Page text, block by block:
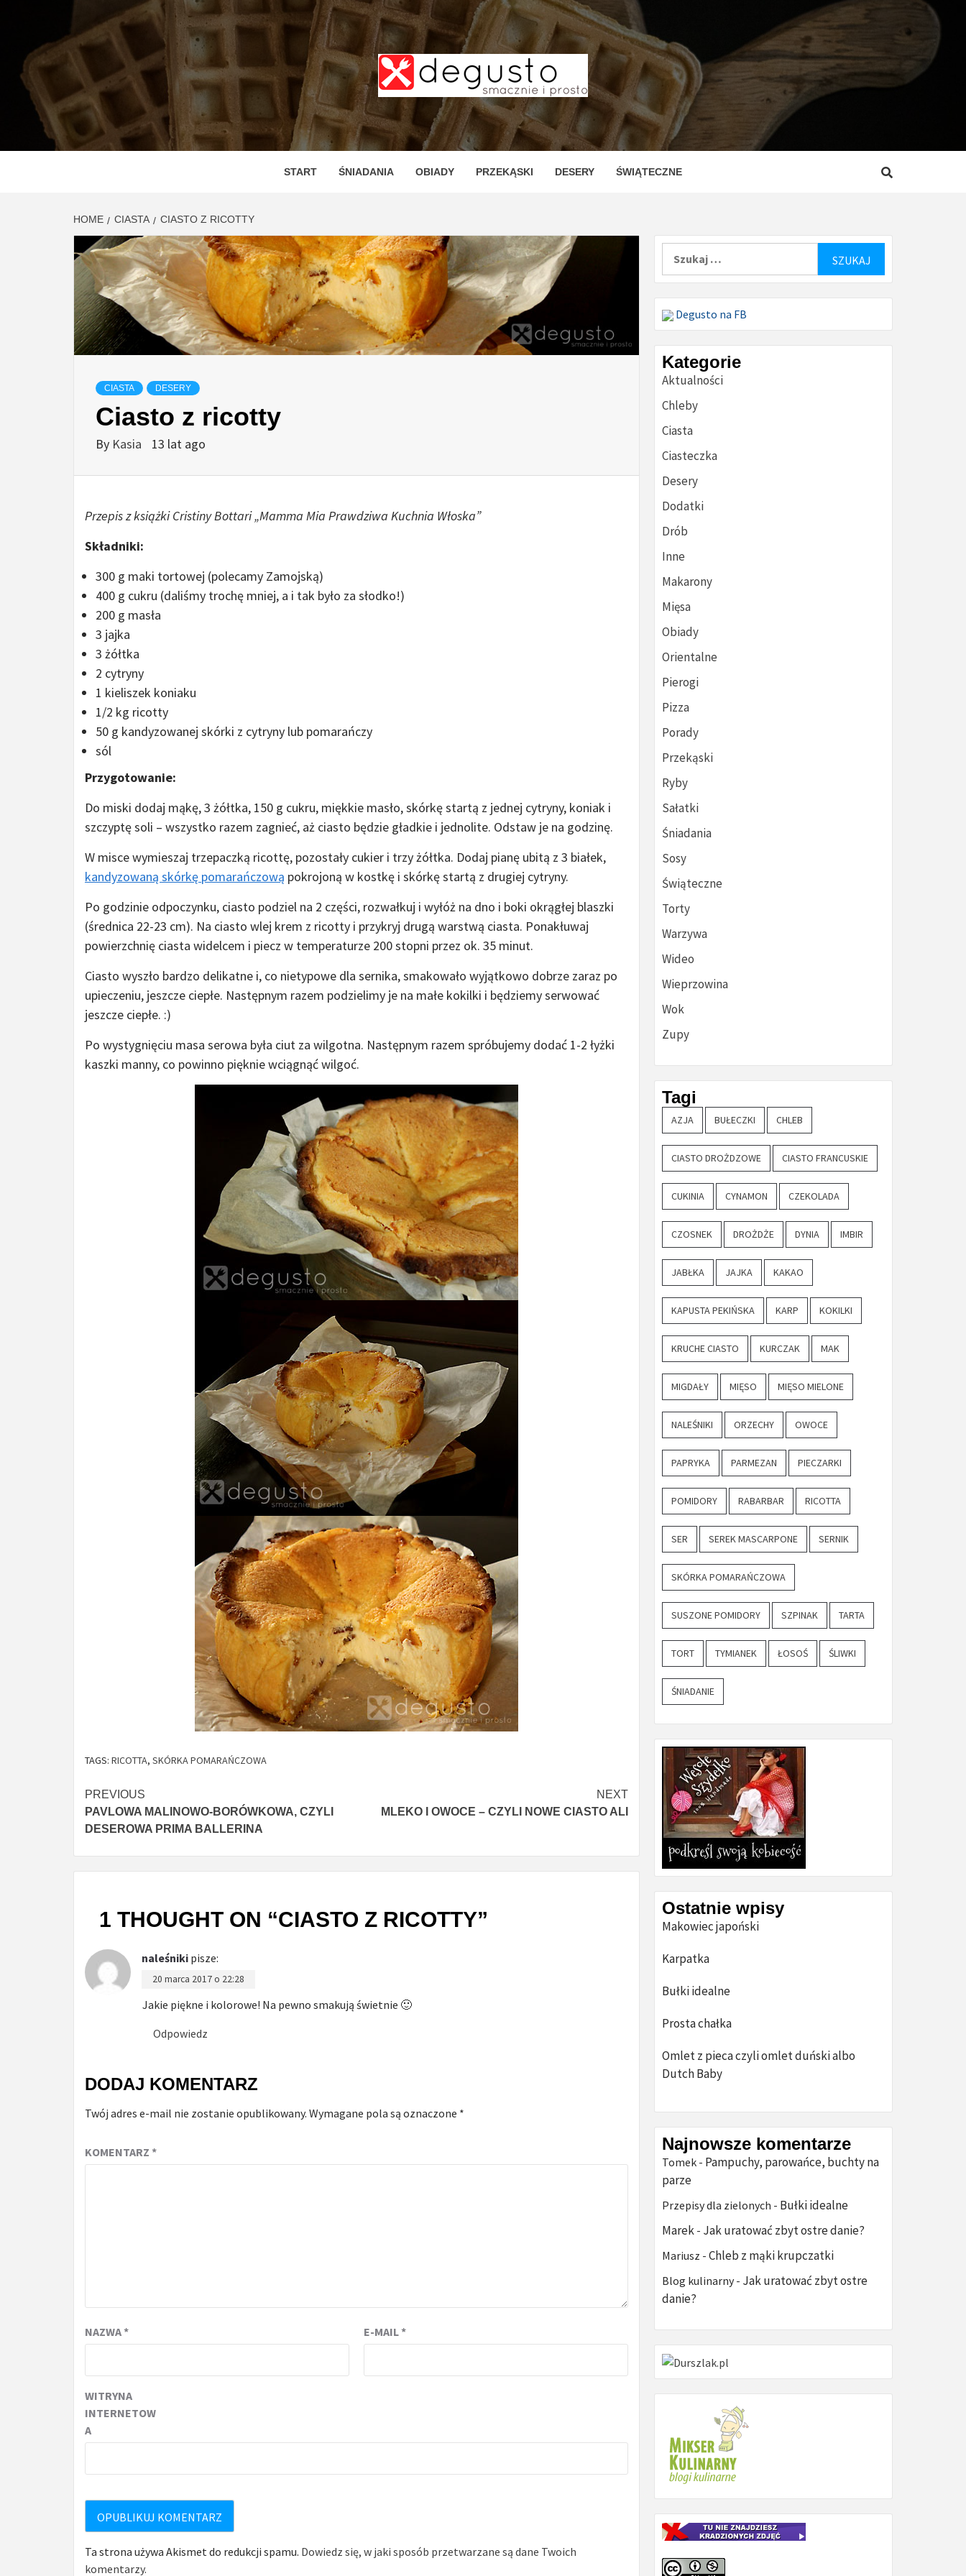
DEGUSTO – PRZEPISY
SMACZNE I PROSTE
START ŚNIADANIA OBIADY PRZEKĄSKI DESERY ŚWIĄTECZNE
HOME CIASTA CIASTO Z RICOTTY
CIASTA DESERY
Ciasto z ricotty
By Kasia 13 lat ago
Przepis z książki Cristiny Bottari „Mamma Mia Prawdziwa Kuchnia Włoska”
Składniki:
300 g maki tortowej (polecamy Zamojską)
400 g cukru (daliśmy trochę mniej, a i tak było za słodko!)
200 g masła
3 jajka
3 żółtka
2 cytryny
1 kieliszek koniaku
1/2 kg ricotty
50 g kandyzowanej skórki z cytryny lub pomarańczy
sól
Przygotowanie:
Do miski dodaj mąkę, 3 żółtka, 150 g cukru, miękkie masło, skórkę startą z jednej cytryny, koniak i
szczyptę soli – wszystko razem zagnieć, aż ciasto będzie gładkie i jednolite. Odstaw je na godzinę.
W misce wymieszaj trzepaczką ricottę, pozostały cukier i trzy żółtka. Dodaj pianę ubitą z 3 białek,
kandyzowaną skórkę pomarańczową pokrojoną w kostkę i skórkę startą z drugiej cytryny.
Po godzinie odpoczynku, ciasto podziel na 2 części, rozwałkuj i wyłóż na dno i boki okrągłej blaszki
(średnica 22-23 cm). Na ciasto wlej krem z ricotty i przykryj drugą warstwą ciasta. Ponakłuwaj
powierzchnię ciasta widelcem i piecz w temperaturze 200 stopni przez ok. 35 minut.
Ciasto wyszło bardzo delikatne i, co nietypowe dla sernika, smakowało wyjątkowo dobrze zaraz po
upieczeniu, jeszcze ciepłe. Następnym razem podzielimy je na małe kokilki i będziemy serwować
jeszcze ciepłe. :)
Po wystygnięciu masa serowa była ciut za wilgotna. Następnym razem spróbujemy dodać 1-2 łyżki
kaszki manny, co powinno pięknie wciągnąć wilgoć.
TAGS: RICOTTA, SKÓRKA POMARAŃCZOWA
Continue
Reading
PREVIOUS
PAVLOWA MALINOWO-BORÓWKOWA, CZYLI
DESEROWA PRIMA BALLERINA
NEXT
MLEKO I OWOCE – CZYLI NOWE CIASTO ALI
1 THOUGHT ON “CIASTO Z RICOTTY”
naleśniki pisze:
20 marca 2017 o 22:28
Jakie piękne i kolorowe! Na pewno smakują świetnie 🙂
Odpowiedz
DODAJ KOMENTARZ
Twój adres e-mail nie zostanie opublikowany. Wymagane pola są oznaczone *
KOMENTARZ *
NAZWA* E-MAIL*
WITRYNA
INTERNETOW
A
Ta strona używa Akismet do redukcji spamu. Dowiedz się, w jaki sposób przetwarzane są dane Twoich
komentarzy.
Degusto na FB
Kategorie
Aktualności
Chleby
Ciasta
Ciasteczka
Desery
Dodatki
Drób
Inne
Makarony
Mięsa
Obiady
Orientalne
Pierogi
Pizza
Porady
Przekąski
Ryby
Sałatki
Śniadania
Sosy
Świąteczne
Torty
Warzywa
Wideo
Wieprzowina
Wok
Zupy
Tagi
AZJA BUŁECZKI CHLEB
CIASTO DROŻDZOWE CIASTO FRANCUSKIE
CUKINIA CYNAMON CZEKOLADA
CZOSNEK DROŻDŻE DYNIA IMBIR
JABŁKA JAJKA KAKAO
KAPUSTA PEKIŃSKA KARP KOKILKI
KRUCHE CIASTO KURCZAK MAK
MIGDAŁY MIĘSO MIĘSO MIELONE
NALEŚNIKI ORZECHY OWOCE
PAPRYKA PARMEZAN PIECZARKI
POMIDORY RABARBAR RICOTTA
SER SEREK MASCARPONE SERNIK
SKÓRKA POMARAŃCZOWA
SUSZONE POMIDORY SZPINAK TARTA
TORT TYMIANEK ŁOSOŚ ŚLIWKI
ŚNIADANIE
Ostatnie wpisy
Makowiec japoński
Karpatka
Bułki idealne
Prosta chałka
Omlet z pieca czyli omlet duński albo
Dutch Baby
Najnowsze komentarze
Tomek - Pampuchy, parowańce, buchty na
parze
Przepisy dla zielonych - Bułki idealne
Marek - Jak uratować zbyt ostre danie?
Mariusz - Chleb z mąki krupczatki
Blog kulinarny- Jak uratować zbyt ostre
danie?